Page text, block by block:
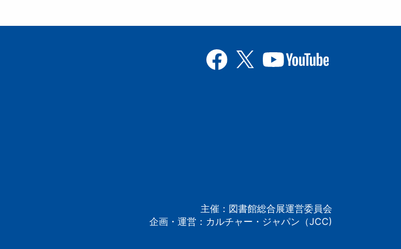
主催：図書館総合展運営委員会
企画・運営：カルチャー・ジャパン（JCC)